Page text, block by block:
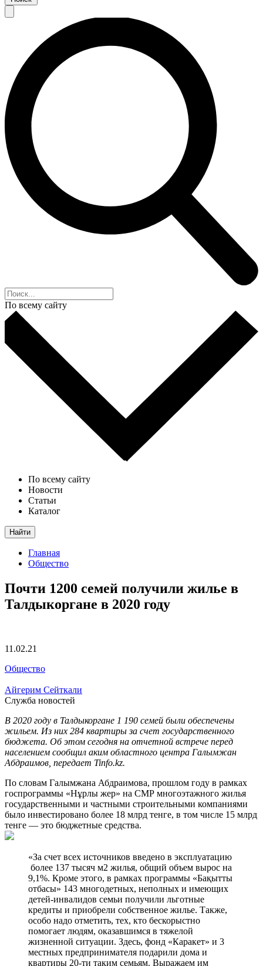
По всему сайту
По всему сайту
Новости
Статьи
Каталог
Найти
Главная
Общество
Почти 1200 семей получили жилье в
Талдыкоргане в 2020 году
11.02.21
Общество
Айгерим Сейткали
Служба новостей
В 2020 году в Талдыкоргане 1 190 семей были обеспечены
жильем. Из них 284 квартиры за счет государственного
бюджета. Об этом сегодня на отчетной встрече перед
населением сообщил аким областного центра Галымжан
Абдраимов, передает Tinfo.kz.
По словам Галымжана Абдраимова, прошлом году в рамках
госпрограммы «Нұрлы жер» на СМР многоэтажного жилья
государственными и частными строительными компаниями
было инвестировано более 18 млрд тенге, в том числе 15 млрд
тенге — это бюджетные средства.
«За счет всех источников введено в эксплуатацию
более 137 тысяч м2 жилья, общий объем вырос на
9,1%. Кроме этого, в рамках программы «Бақытты
отбасы» 143 многодетных, неполных и имеющих
детей-инвалидов семьи получили льготные
кредиты и приобрели собственное жилье. Также,
особо надо отметить, тех, кто бескорыстно
помогает людям, оказавшимся в тяжелой
жизненной ситуации. Здесь, фонд «Каракет» и 3
местных предпринимателя подарили дома и
квартиры 20-ти таким семьям. Выражаем им